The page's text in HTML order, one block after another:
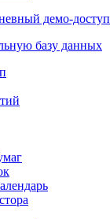
демо-доступ
базу данных